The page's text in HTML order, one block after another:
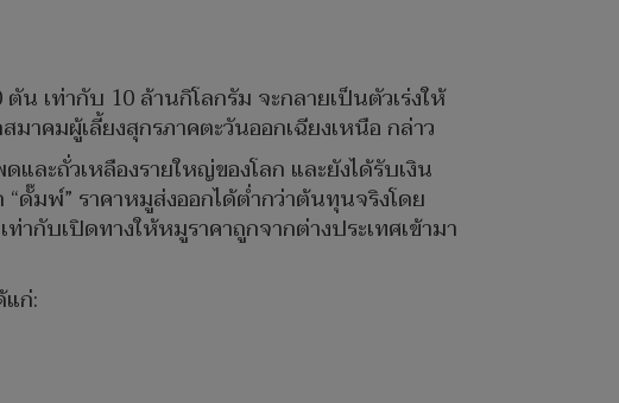
น เท่ากับ 10 ล้านกิโลกรัม จะกลายเป็นตัวเร่งให้
าคมผู้เลี้ยงสุกรภาคตะวันออกเฉียงเหนือ กล่าว
ละถั่วเหลืองรายใหญ่ของโลก และยังได้รับเงิน
ดั๊มพ์” ราคาหมูส่งออกได้ต่ำกว่าต้นทุนจริงโดย
กับเปิดทางให้หมูราคาถูกจากต่างประเทศเข้ามา
ก่: